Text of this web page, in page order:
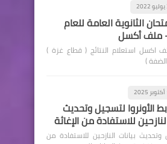
الثانوية العامة للعام
اكسل استعلام النتائج ( قطاع غزة )
)
الأونروا لتسجيل وتحديث
للاستفادة من الإغاثة
وتحديث بيانات النازحين للاستفادة من